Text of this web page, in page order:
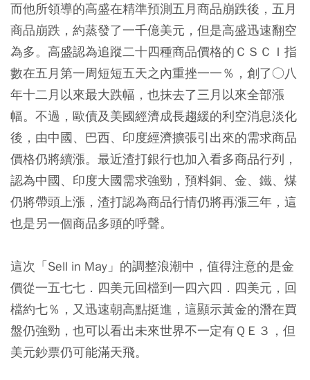
而他所領導的高盛在精準預測五月商品崩跌後，五月
商品崩跌，約蒸發了一千億美元，但是高盛迅速翻空
為多。高盛認為追蹤二十四種商品價格的ＣＳＣＩ指
數在五月第一周短短五天之內重挫一一％，創了○八
年十二月以來最大跌幅，也抹去了三月以來全部漲
幅。不過，歐債及美國經濟成長趨緩的利空消息淡化
後，由中國、巴西、印度經濟擴張引出來的需求商品
價格仍將續漲。最近渣打銀行也加入看多商品行列，
認為中國、印度大國需求強勁，預料銅、金、鐵、煤
仍將帶頭上漲，渣打認為商品行情仍將再漲三年，這
也是另一個商品多頭的呼聲。
這次「Sell in May」的調整浪潮中，值得注意的是金
價從一五七七．四美元回檔到一四六四．四美元，回
檔約七％，又迅速朝高點挺進，這顯示黃金的潛在買
盤仍強勁，也可以看出未來世界不一定有ＱＥ３，但
美元鈔票仍可能滿天飛。